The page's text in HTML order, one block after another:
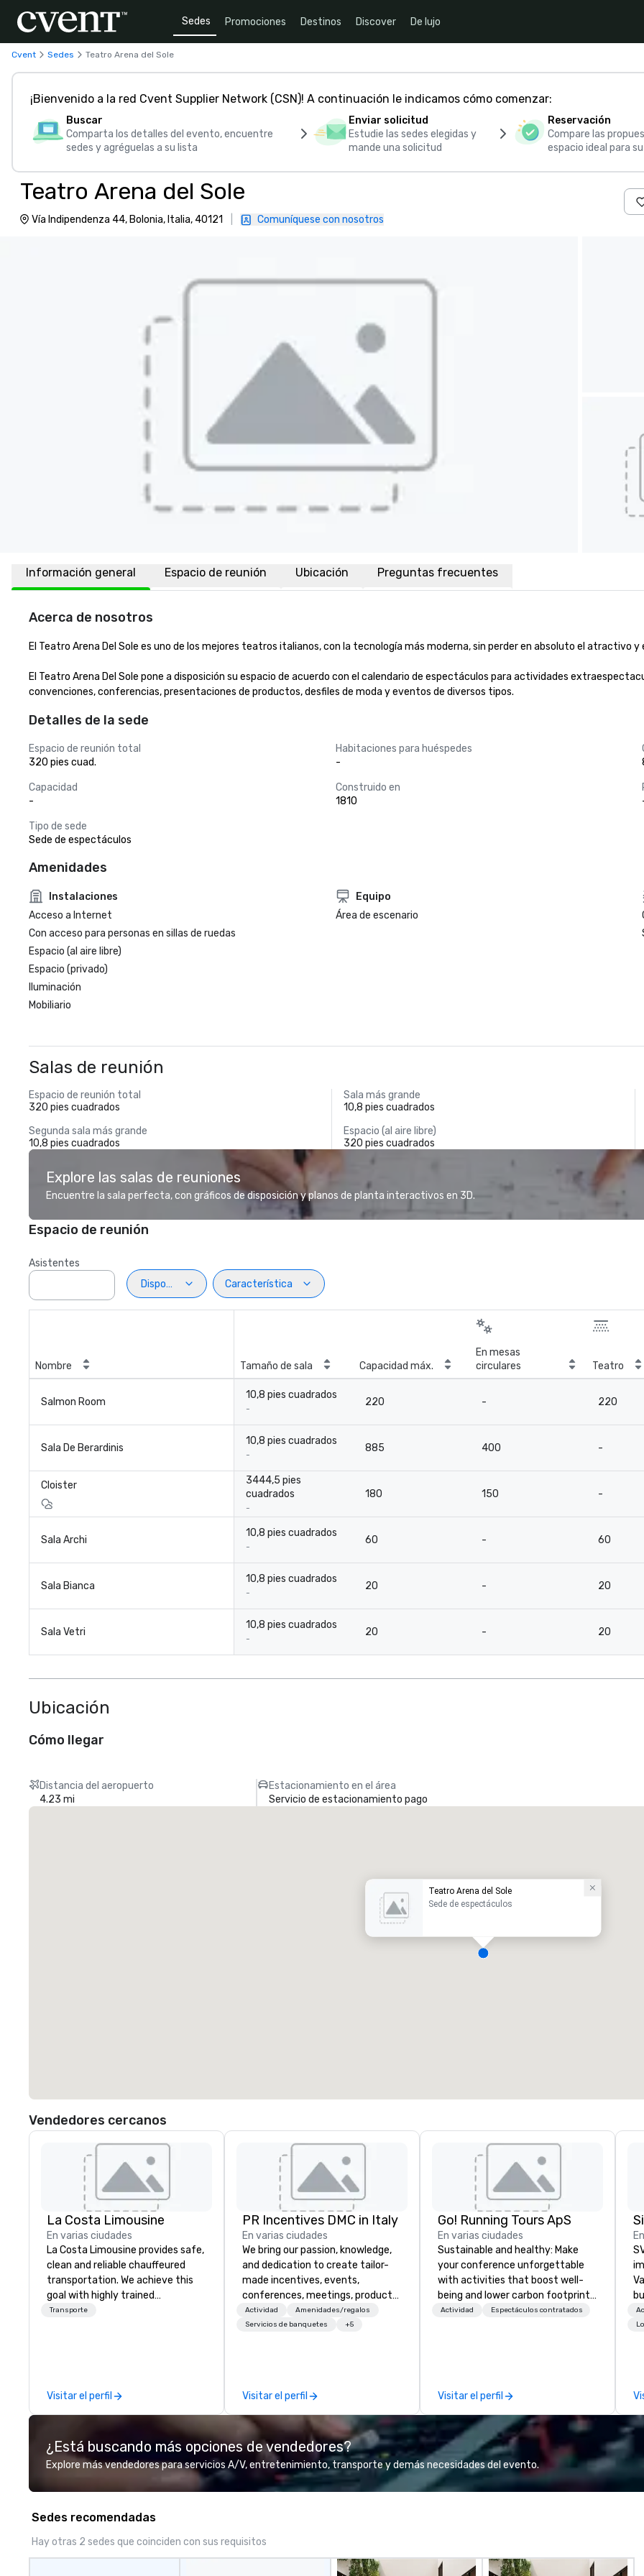
Sedes Promociones Destinos Discover De lujo
Cvent Sedes Teatro Arena del Sole
¡Bienvenido a la red Cvent Supplier Network (CSN)! A continuación le indicamos cómo comenzar:
Buscar
Comparta los detalles del evento, encuentre
sedes y agréguelas a su lista
Enviar solicitud
Estudie las sedes elegidas y
mande una solicitud
Reservación
Compare las
espacio ideal para
Teatro Arena del Sole
Vía Indipendenza 44, Bolonia, Italia, 40121 Comuníquese con nosotros
Información general Espacio de reunión Ubicación Preguntas frecuentes
Acerca de nosotros
El Teatro Arena Del Sole es uno de los mejores teatros italianos, con la tecnología más moderna, sin perder en absoluto el atractivo
El Teatro Arena Del Sole pone a disposición su espacio de acuerdo con el calendario de espectáculos para actividades
convenciones, conferencias, presentaciones de productos, desfiles de moda y eventos de diversos tipos.
Detalles de la sede
Espacio de reunión total
320 pies cuad.
Habitaciones para huéspedes
-
Capacidad
-
Construido en
1810
Tipo de sede
Sede de espectáculos
Amenidades
Instalaciones
Acceso a Internet
Con acceso para personas en sillas de ruedas
Espacio (al aire libre)
Espacio (privado)
Iluminación
Mobiliario
Equipo
Área de escenario
Salas de reunión
Espacio de reunión total
320 pies cuadrados
Sala más grande
10,8 pies cuadrados
Segunda sala más grande
10,8 pies cuadrados
Espacio (al aire libre)
320 pies cuadrados
Explore las salas de reuniones
Encuentre la sala perfecta, con gráficos de disposición y planos de planta interactivos en 3D.
Espacio de reunión
Asistentes
Disposiciön
Característica
Nombre Tamaño de sala Capacidad máx.
En mesas
circulares
Teatro
Salmon Room
10,8 pies cuadrados
-
220 - 220
Sala De Berardinis
10,8 pies cuadrados
-
885 400 -
Cloister
3444,5 pies
cuadrados
-
180 150 -
Sala Archi
10,8 pies cuadrados
-
60 - 60
Sala Bianca
10,8 pies cuadrados
-
20 - 20
Sala Vetri
10,8 pies cuadrados
-
20 - 20
Ubicación
Cómo llegar
Distancia del aeropuerto
4.23 mi
Estacionamiento en el área
Servicio de estacionamiento pago
Teatro Arena del Sole
Sede de espectáculos
Vendedores cercanos
La Costa Limousine
En varias ciudades
La Costa Limousine provides safe,
clean and reliable chauffeured
transportation. We achieve this
goal with highly trained
chauffeurs, the newest vehicles
perfectly maintained fleet of late
model luxury vehicles to the
professional team of chauffeurs
and support staff; you will know
Costa Limousine.
Transporte
Visitar el perfil
PR Incentives DMC in Italy
En varias ciudades
We bring our passion, knowledge,
and dedication to create tailor-
made incentives, events,
conferences, meetings, product
launches, and luxury travel
experiences for our Clients. Based
information or collaboration
opportunities.
Actividad
Amenidades/regalos
Servicios de banquetes
+5
Visitar el perfil
Go! Running Tours ApS
En varias ciudades
Sustainable and healthy: Make
your conference unforgettable
with activities that boost well-
being and lower carbon footprints.
Explore the world on the run with
Actividad Espectáculos contratados
Visitar el perfil
¿Está buscando más opciones de vendedores?
Explore más vendedores para servicios A/V, entretenimiento, transporte y demás necesidades del evento.
Sedes recomendadas
Hay otras 2 sedes que coinciden con sus requisitos